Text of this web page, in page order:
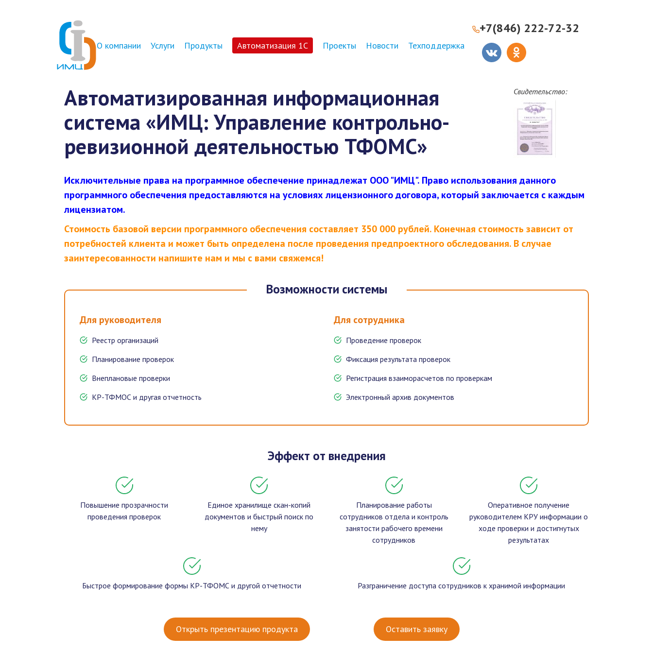
О компании Услуги Продукты Автоматизация 1С Проекты Новости Техподдержка
+7(846) 222-72-32
Автоматизированная информационная
система «ИМЦ: Управление контрольно-
ревизионной деятельностью ТФОМС»
Свидетельство:
Исключительные права на программное обеспечение принадлежат ООО "ИМЦ". Право использования данного
программного обеспечения предоставляются на условиях лицензионного договора, который заключается с каждым
лицензиатом.
Стоимость базовой версии программного обеспечения составляет 350 000 рублей. Конечная стоимость зависит от
потребностей клиента и может быть определена после проведения предпроектного обследования. В случае
заинтересованности напишите нам и мы с вами свяжемся!
Возможности системы
Для руководителя
Реестр организаций
Планирование проверок
Внеплановые проверки
КР-ТФМОС и другая отчетность
Для сотрудника
Проведение проверок
Фиксация результата проверок
Регистрация взаиморасчетов по проверкам
Электронный архив документов
Эффект от внедрения
Повышение прозрачности
проведения проверок
Единое хранилище скан-копий
документов и быстрый поиск по
нему
Планирование работы
сотрудников отдела и контроль
занятости рабочего времени
сотрудников
Оперативное получение
руководителем КРУ информации о
ходе проверки и достигнутых
результатах
Быстрое формирование формы КР-ТФОМС и другой отчетности Разграничение доступа сотрудников к хранимой информации
Открыть презентацию продукта Оставить заявку